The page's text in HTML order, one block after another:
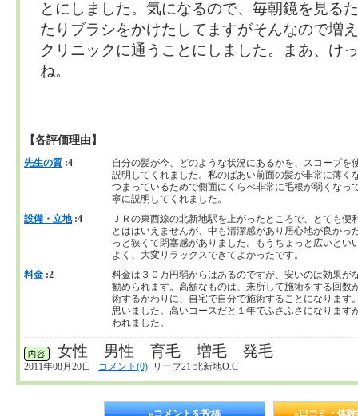
とにしました。気になるので、毎朝鏡を見る
たりブラシをかけたしてますがそんなので増
クリニックに通うことにしました。まあ、け
ね。
【各評価理由】
先生の質 :4
自分の髪が今、どのような状況にあるかを、スコープを
説明してくれました。私のばあい前面の髪が非常に薄く
つまっているためで側面にくらべ非常に毛根が弱くなっ
寧に説明してくれました。
設備・立地:4
ＪＲの東西線の北新地駅を上がったところで、とても
とははいえませんが、中も清潔感があり居心地が良かっ
っと狭くて閉塞感がありました。もうちょっと広いとい
よく、大変リラックスできてよかったです。
料金 :2
料金は３０万円弱からはあるのですが、安いのは効果が
勧められます。高額なものは、来所して施術をする回数
術するかわりに、自宅で自分で施術することになります
思いました。高いコースだと１年でふさふさになります
われました。
女性 男性 育毛 増毛 発毛
2011年08月20日 コメント(0) リーブ21 北新地O.C
»コメントを投稿 »口コミ・体